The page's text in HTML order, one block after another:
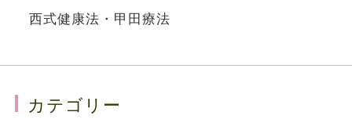
西式健康法・甲田療法
カテゴリー